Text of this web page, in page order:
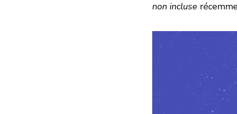
non incluse